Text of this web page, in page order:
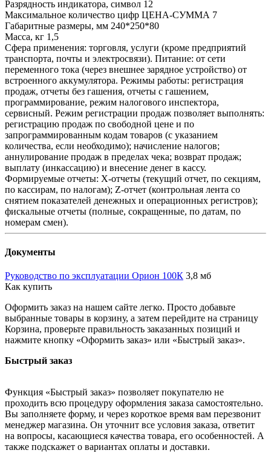
Разрядность индикатора, символ 12
Максимальное количество цифр ЦЕНА-СУММА 7
Габаритные размеры, мм 240*250*80
Масса, кг 1,5
Сфера применения: торговля, услуги (кроме предприятий
транспорта, почты и электросвязи). Питание: от сети
переменного тока (через внешнее зарядное устройство) от
встроенного аккумулятора. Режимы работы: регистрация
продаж, отчеты без гашения, отчеты с гашением,
программирование, режим налогового инспектора,
сервисный. Режим регистрации продаж позволяет выполнять:
регистрацию продаж по свободной цене и по
запрограммированным кодам товаров (с указанием
количества, если необходимо); начисление налогов;
аннулирование продаж в пределах чека; возврат продаж;
выплату (инкассацию) и внесение денег в кассу.
Формируемые отчеты: X-отчеты (текущий отчет, по секциям,
по кассирам, по налогам); Z-отчет (контрольная лента со
снятием показателей денежных и операционных регистров);
фискальные отчеты (полные, сокращенные, по датам, по
номерам смен).
Документы
Руководство по эксплуатации Орион 100К 3,8 мб
Как купить
Оформить заказ на нашем сайте легко. Просто добавьте
выбранные товары в корзину, а затем перейдите на страницу
Корзина, проверьте правильность заказанных позиций и
нажмите кнопку «Оформить заказ» или «Быстрый заказ».
Быстрый заказ
Функция «Быстрый заказ» позволяет покупателю не
проходить всю процедуру оформления заказа самостоятельно.
Вы заполняете форму, и через короткое время вам перезвонит
менеджер магазина. Он уточнит все условия заказа, ответит
на вопросы, касающиеся качества товара, его особенностей. А
также подскажет о вариантах оплаты и доставки.